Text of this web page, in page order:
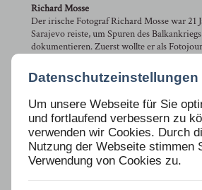
Datenschutzeinstellungen
Um unsere Webseite für Sie
und fortlaufend verbessern zu
verwenden wir Cookies. Durch
Nutzung der Webseite stimmen
Verwendung von Cookies zu.
Richard Mosse
Der irische Fotograf Richard Mosse war 21
Sarajevo reiste, um Spuren des
dokumentieren. Zuerst wollte er als
Welle weiter zu lesen ist. Doch bald wurden
Reportagen bewusst. »Zeigen und sagen, so
journalistische Credo birgt Probleme. Wie
vorbei. Fotografie kann der Beleg eines
Anwesenheit sein, mehr noch bekundet sie
ein Fakt? In welchem Kontext? Schafft
wahrhaftigere und wirksamere Geschichte?
sich von machen und herstellen ab.